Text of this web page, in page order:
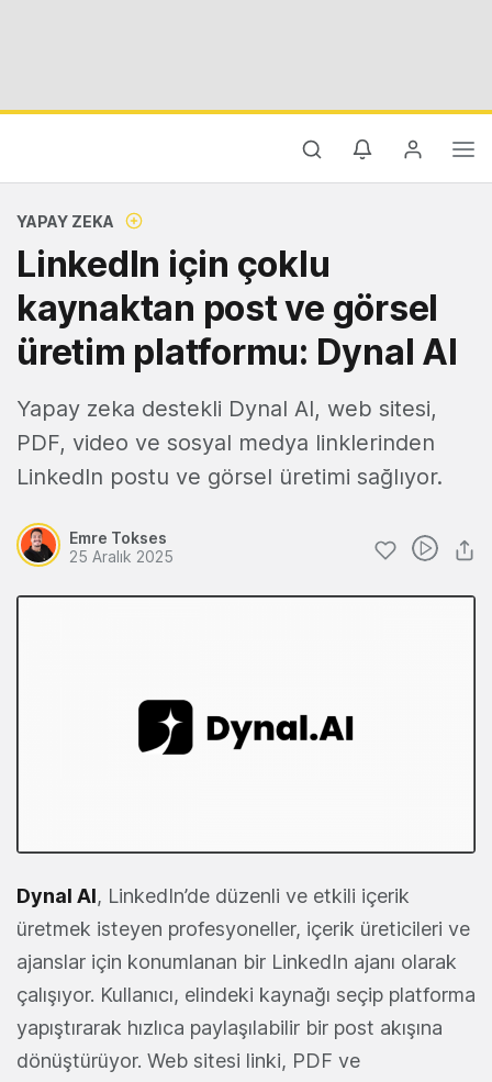
YAPAY ZEKA
LinkedIn için çoklu
kaynaktan post ve görsel
üretim platformu: Dynal AI
Yapay zeka destekli Dynal AI, web sitesi,
PDF, video ve sosyal medya linklerinden
LinkedIn postu ve görsel üretimi sağlıyor.
Emre Tokses
25 Aralık 2025
Dynal AI, LinkedIn’de düzenli ve etkili içerik
üretmek isteyen profesyoneller, içerik üreticileri ve
ajanslar için konumlanan bir LinkedIn ajanı olarak
çalışıyor. Kullanıcı, elindeki kaynağı seçip platforma
yapıştırarak hızlıca paylaşılabilir bir post akışına
dönüştürüyor. Web sitesi linki, PDF ve